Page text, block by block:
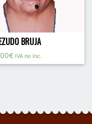
BRUJA
€ IVA no Inc.